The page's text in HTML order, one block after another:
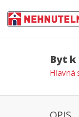
Byt k
Hlavná